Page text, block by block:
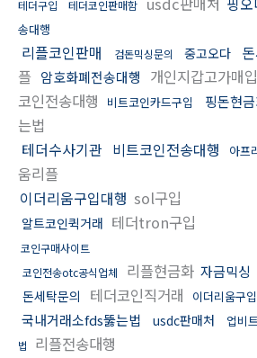
테더구입
테더코인판매함
송대행
리플코인판매 검돈믹싱문의 중고오다
플 암호화폐전송대행 개인지갑고가매입
코인전송대행 비트코인카드구입 핑돈현
는법
테더수사기관 비트코인전송대행 아프
움리플
이더리움구입대행 sol구입
알트코인퀵거래 테더tron구입
코인구매사이트
코인전송otc공식업체
리플현금화 자금믹싱
돈세탁문의 테더코인직거래 이더리움구
국내거래소fds뚫는법 usdc판매처 업비
법
리플전송대행